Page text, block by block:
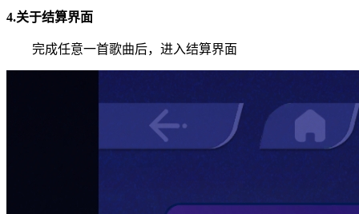
4.关于结算界面
完成任意一首歌曲后，进入结算界面